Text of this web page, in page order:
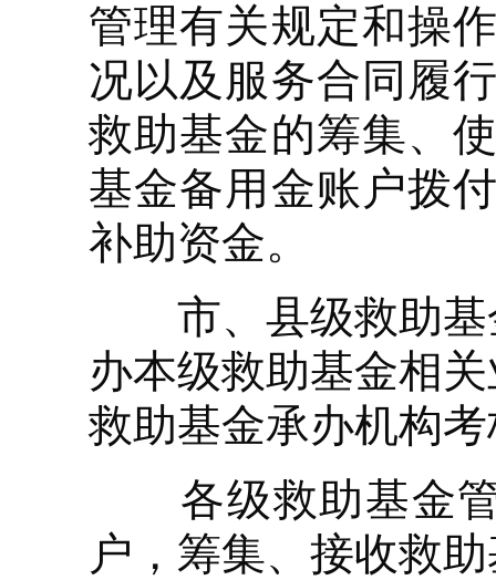
管理有关规定和操
况以及服务合同履
救助基金的筹集、
基金备用金账户拨
补助资金。
市、县级救助基
办本级救助基金相
救助基金承办机构
各级救助基金管
户，筹集、接收救